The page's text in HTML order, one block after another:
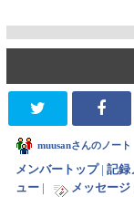
muusanさんのノート
メンバートップ| 記録
ュー
メッセージ